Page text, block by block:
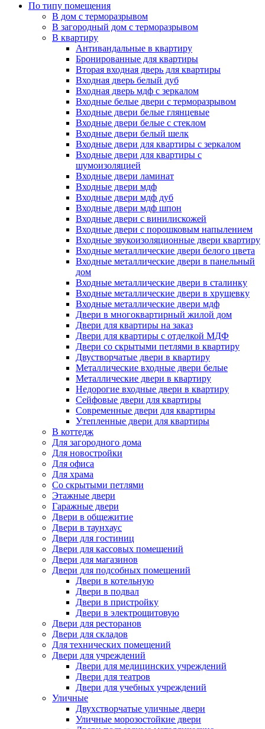
По типу помещения
В дом с терморазрывом
В загородный дом с терморазрывом
В квартиру
Антивандальные в квартиру
Бронированные для квартиры
Вторая входная дверь для квартиры
Входная дверь белый дуб
Входная дверь мдф с зеркалом
Входные белые двери с терморазрывом
Входные двери белые глянцевые
Входные двери белые с стеклом
Входные двери белый шелк
Входные двери для квартиры с зеркалом
Входные двери для квартиры с
шумоизоляцией
Входные двери ламинат
Входные двери мдф
Входные двери мдф дуб
Входные двери мдф шпон
Входные двери с винилискожей
Входные двери с порошковым напылением
Входные звукоизоляционные двери квартиру
Входные металлические двери белого цвета
Входные металлические двери в панельный
дом
Входные металлические двери в сталинку
Входные металлические двери в хрущевку
Входные металлические двери мдф
Двери в многоквартирный жилой дом
Двери для квартиры на заказ
Двери для квартиры с отделкой МДФ
Двери со скрытыми петлями в квартиру
Двустворчатые двери в квартиру
Металлические входные двери белые
Металлические двери в квартиру
Недорогие входные двери в квартиру
Сейфовые двери для квартиры
Современные двери для квартиры
Утепленные двери для квартиры
В коттедж
Для загородного дома
Для новостройки
Для офиса
Для храма
Со скрытыми петлями
Этажные двери
Гаражные двери
Двери в общежитие
Двери в таунхаус
Двери для гостиниц
Двери для кассовых помещений
Двери для магазинов
Двери для подсобных помещений
Двери в котельную
Двери в подвал
Двери в пристройку
Двери в электрощитовую
Двери для ресторанов
Двери для складов
Для технических помещений
Двери для учреждений
Двери для медицинских учреждений
Двери для театров
Двери для учебных учреждений
Уличные
Двухстворчатые уличные двери
Уличные морозостойкие двери